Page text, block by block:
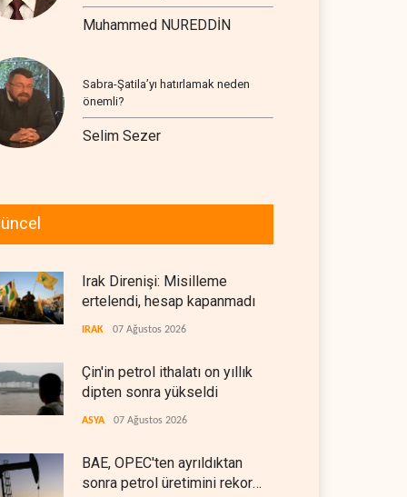
Muhammed NUREDDİN
Sabra-Şatila’yı hatırlamak neden
önemli?
Selim Sezer
Irak Direnişi: Misilleme
ertelendi, hesap kapanmadı
IRAK 07 Ağustos 2026
Çin'in petrol ithalatı on yıllık
dipten sonra yükseldi
ASYA 07 Ağustos 2026
BAE, OPEC'ten ayrıldıktan
sonra petrol üretimini rekor